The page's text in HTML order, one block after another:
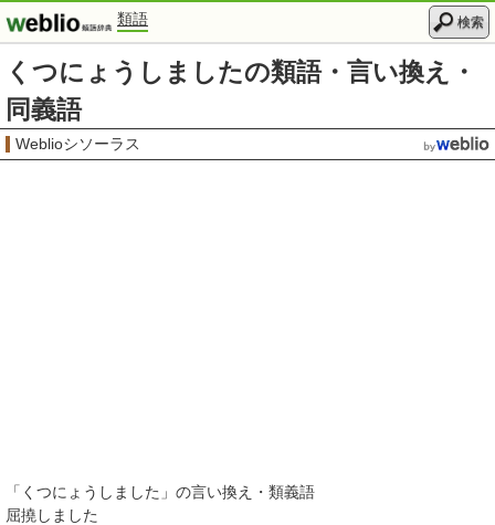
類語 検索
くつにょうしましたの類語・言い換え・
同義語
Weblioシソーラス
「 くつにょうしました 」の言い換え・類義語
屈撓しました